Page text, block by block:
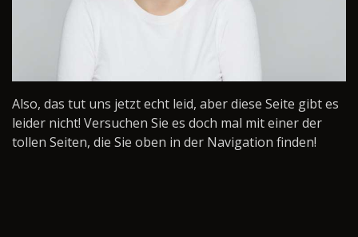
Also, das tut uns jetzt echt leid, aber diese Seite gibt es
leider nicht! Versuchen Sie es doch mal mit einer der
tollen Seiten, die Sie oben in der Navigation finden!